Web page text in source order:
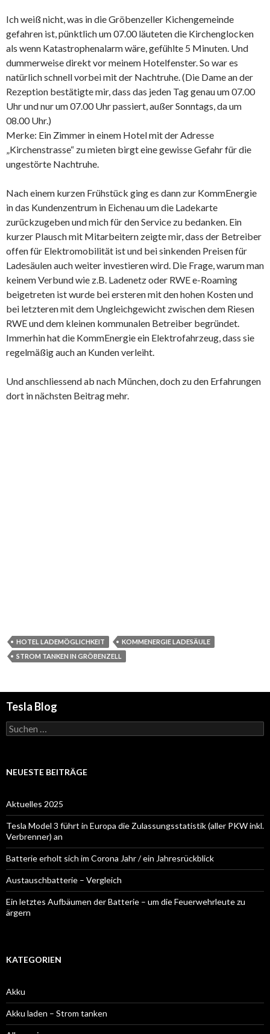
Ich weiß nicht, was in die Gröbenzeller Kichengemeinde
gefahren ist, pünktlich um 07.00 läuteten die Kirchenglocken
als wenn Katastrophenalarm wäre, gefühlte 5 Minuten. Und
dummerweise direkt vor meinem Hotelfenster. So war es
natürlich schnell vorbei mit der Nachtruhe. (Die Dame an der
Rezeption bestätigte mir, dass das jeden Tag genau um 07.00
Uhr und nur um 07.00 Uhr passiert, außer Sonntags, da um
08.00 Uhr.)
Merke: Ein Zimmer in einem Hotel mit der Adresse
„Kirchenstrasse“ zu mieten birgt eine gewisse Gefahr für die
ungestörte Nachtruhe.
Nach einem kurzen Frühstück ging es dann zur KommEnergie
in das Kundenzentrum in Eichenau um die Ladekarte
zurückzugeben und mich für den Service zu bedanken. Ein
kurzer Plausch mit Mitarbeitern zeigte mir, dass der Betreiber
offen für Elektromobilität ist und bei sinkenden Preisen für
Ladesäulen auch weiter investieren wird. Die Frage, warum man
keinem Verbund wie z.B. Ladenetz oder RWE e-Roaming
beigetreten ist wurde bei ersteren mit den hohen Kosten und
bei letzteren mit dem Ungleichgewicht zwischen dem Riesen
RWE und dem kleinen kommunalen Betreiber begründet.
Immerhin hat die KommEnergie ein Elektrofahrzeug, dass sie
regelmäßig auch an Kunden verleiht.
Und anschliessend ab nach München, doch zu den Erfahrungen
dort in nächsten Beitrag mehr.
HOTEL LADEMÖGLICHKEIT
KOMMENERGIE LADESÄULE
STROM TANKEN IN GRÖBENZELL
Tesla Blog
Suchen
nach:
NEUESTE BEITRÄGE
Aktuelles 2025
Tesla Model 3 führt in Europa die Zulassungsstatistik (aller PKW inkl.
Verbrenner) an
Batterie erholt sich im Corona Jahr / ein Jahresrückblick
Austauschbatterie – Vergleich
Ein letztes Aufbäumen der Batterie – um die Feuerwehrleute zu
ärgern
KATEGORIEN
Akku
Akku laden – Strom tanken